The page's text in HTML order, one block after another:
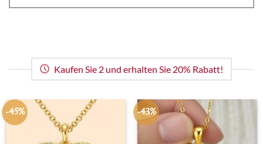
Kaufen Sie 2 und erhalten Sie 20% Rabatt!
-45% -43%